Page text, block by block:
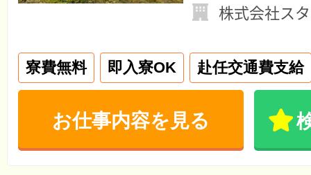
株式会社ス
寮費無料 即入寮OK 赴任交通費支給
お仕事内容を見る